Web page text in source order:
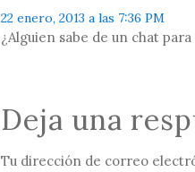
22 enero, 2013 a las 7:36 PM
¿Alguien sabe de un chat
Deja una
Tu dirección de correo